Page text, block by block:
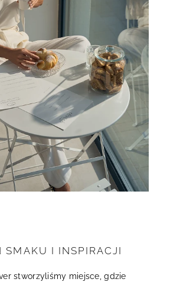
SMAKU I INSPIRACJI
stworzyliśmy miejsce, gdzie